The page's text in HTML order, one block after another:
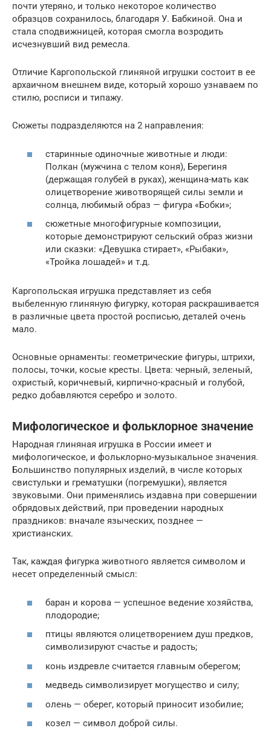
почти утеряно, и только некоторое количество
образцов сохранилось, благодаря У. Бабкиной. Она и
стала сподвижницей, которая смогла возродить
исчезнувший вид ремесла.
Отличие Каргопольской глиняной игрушки состоит в ее
архаичном внешнем виде, который хорошо узнаваем по
стилю, росписи и типажу.
Сюжеты подразделяются на 2 направления:
старинные одиночные животные и люди:
Полкан (мужчина с телом коня), Берегиня
(держащая голубей в руках), женщина-мать как
олицетворение животворящей силы земли и
солнца, любимый образ — фигура «Бобки»;
сюжетные многофигурные композиции,
которые демонстрируют сельский образ жизни
или сказки: «Девушка стирает», «Рыбаки»,
«Тройка лошадей» и т.д.
Каргопольская игрушка представляет из себя
выбеленную глиняную фигурку, которая раскрашивается
в различные цвета простой росписью, деталей очень
мало.
Основные орнаменты: геометрические фигуры, штрихи,
полосы, точки, косые кресты. Цвета: черный, зеленый,
охристый, коричневый, кирпично-красный и голубой,
редко добавляются серебро и золото.
Мифологическое и фольклорное значение
Народная глиняная игрушка в России имеет и
мифологическое, и фольклорно-музыкальное значения.
Большинство популярных изделий, в числе которых
свистульки и грематушки (погремушки), является
звуковыми. Они применялись издавна при совершении
обрядовых действий, при проведении народных
праздников: вначале языческих, позднее —
христианских.
Так, каждая фигурка животного является символом и
несет определенный смысл:
баран и корова — успешное ведение хозяйства,
плодородие;
птицы являются олицетворением душ предков,
символизируют счастье и радость;
конь издревле считается главным оберегом;
медведь символизирует могущество и силу;
олень — оберег, который приносит изобилие;
козел — символ доброй силы.